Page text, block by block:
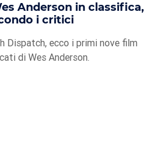
Anderson in classifica,
i critici
Dispatch, ecco i primi nove film
di Wes Anderson.